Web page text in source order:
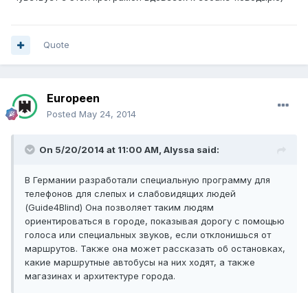
Quote
Europeen
Posted May 24, 2014
On 5/20/2014 at 11:00 AM, Alyssa said:
В Германии разработали специальную программу для
телефонов для слепых и слабовидящих людей
(Guide4Blind) Она позволяет таким людям
ориентироваться в городе, показывая дорогу с помощью
голоса или специальных звуков, если отклонишься от
маршрутов. Также она может рассказать об остановках,
какие маршрутные автобусы на них ходят, а также
магазинах и архитектуре города.